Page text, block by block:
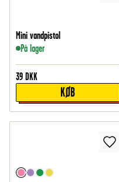
Mini vandpistol
På lager
39 DKK
KØB